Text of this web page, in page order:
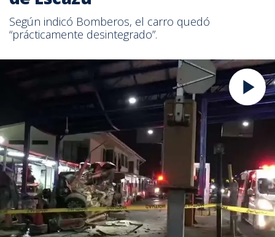
Según indicó Bomberos, el carro quedó
“prácticamente desintegrado”.